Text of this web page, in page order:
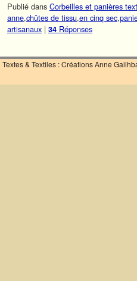
Publié dans Corbeilles et panières
anne,chûtes de tissu,en cinq sec,
artisanaux | 34 Réponses
Textes & Textiles : Créations Anne